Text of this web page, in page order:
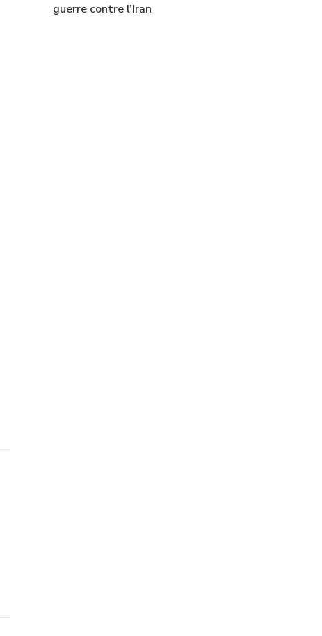
guerre contre l’Iran